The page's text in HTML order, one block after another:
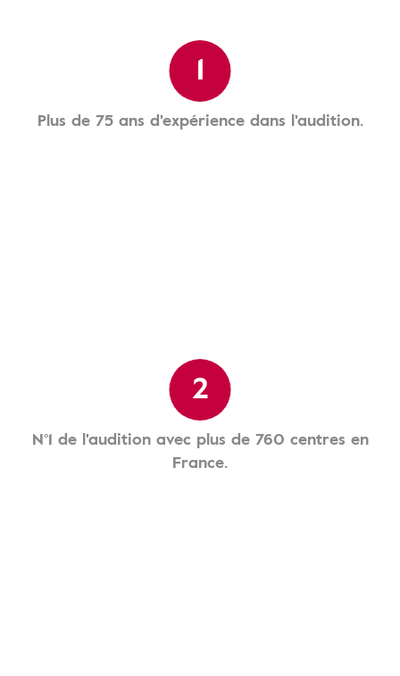
1
Plus de 75 ans d'expérience dans l'audition.
2
N°1 de l'audition avec plus de 760 centres en
France.